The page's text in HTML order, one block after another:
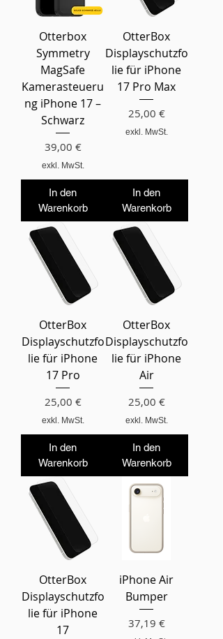
Otterbox
Symmetry
MagSafe
Kamerasteueru
ng iPhone 17 –
Schwarz
Preis
39,00 €
exkl. MwSt.
In den
Warenkorb
OtterBox
Displayschutzfo
lie für iPhone
17 Pro Max
Preis
25,00 €
exkl. MwSt.
In den
Warenkorb
OtterBox
Displayschutzfo
lie für iPhone
17 Pro
Preis
25,00 €
exkl. MwSt.
In den
Warenkorb
OtterBox
Displayschutzfo
lie für iPhone
Air
Preis
25,00 €
exkl. MwSt.
In den
Warenkorb
OtterBox
Displayschutzfo
lie für iPhone
17
iPhone Air
Bumper
Preis
37,19 €